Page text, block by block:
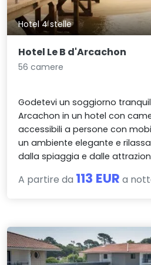
Hotel 4 stelle
Hotel Le B d'Arcachon
56 camere
Godetevi un soggiorno
Arcachon in un hotel con
accessibili a persone con
un ambiente elegante e
dalla spiaggia e dalle
A partire da 113 EUR a